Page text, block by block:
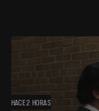
HACE 2 HORAS